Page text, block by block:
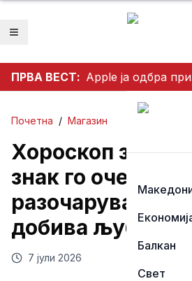
Отвори мени
ПРВА ВЕСТ:
Балкан
Свет
Почетна / Магазин
Хороскоп за
знак го очекува
разочарување,
добива
7 јули 2026